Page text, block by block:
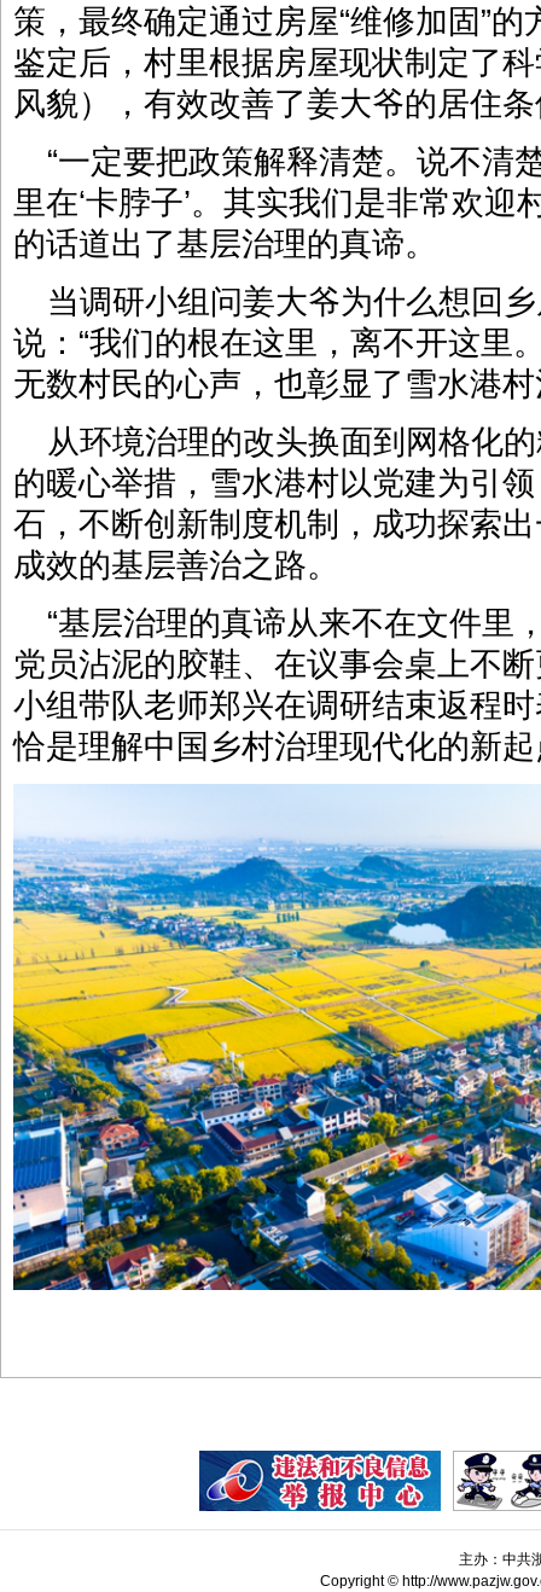
策，最终确定通过房屋“维修加固”
鉴定后，村里根据房屋现状制定了
风貌），有效改善了姜大爷的居住
“一定要把政策解释清楚。说不清
里在‘卡脖子’。其实我们是非常欢迎
的话道出了基层治理的真谛。
当调研小组问姜大爷为什么想回
说：“我们的根在这里，离不开这里
无数村民的心声，也彰显了雪水港
从环境治理的改头换面到网格化
的暖心举措，雪水港村以党建为引
石，不断创新制度机制，成功探索
成效的基层善治之路。
“基层治理的真谛从来不在文件里
党员沾泥的胶鞋、在议事会桌上不
小组带队老师郑兴在调研结束返程
恰是理解中国乡村治理现代化的新
主办：中共
Copyright © http://